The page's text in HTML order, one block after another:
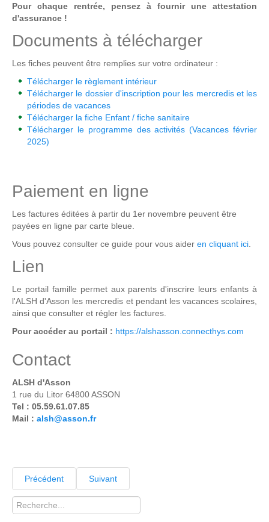
Pour chaque rentrée, pensez à fournir une attestation
d'assurance !
Documents à télécharger
Les fiches peuvent être remplies sur votre ordinateur :
Télécharger le règlement intérieur
Télécharger le dossier d'inscription pour les mercredis et les
périodes de vacances
Télécharger la fiche Enfant / fiche sanitaire
Télécharger le programme des activités (Vacances février
2025)
Paiement en ligne
Les factures éditées à partir du 1er novembre peuvent être
payées en ligne par carte bleue.
Vous pouvez consulter ce guide pour vous aider en cliquant ici
Lien
Le portail famille permet aux parents d'inscrire leurs enfants à
l'ALSH d'Asson les mercredis et pendant les vacances scolaires,
ainsi que consulter et régler les factures.
Pour accéder au portail : https://alshasson.connecthys.com
Contact
ALSH d'Asson
1 rue du Litor 64800 ASSON
Tel : 05.59.61.07.85
Mail : alsh@asson.fr
Précédent
Suivant
Rechercher